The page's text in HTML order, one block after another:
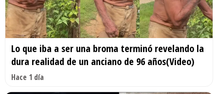
Lo que iba a ser una broma terminó revelando la
dura realidad de un anciano de 96 años(Video)
Hace 1 día